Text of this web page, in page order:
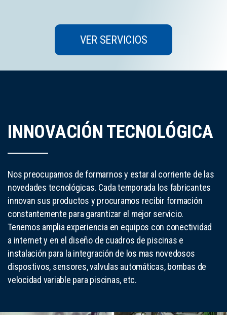
VER SERVICIOS
INNOVACIÓN TECNOLÓGICA
Nos preocupamos de formarnos y estar al corriente de las
novedades tecnológicas. Cada temporada los fabricantes
innovan sus productos y procuramos recibir formación
constantemente para garantizar el mejor servicio.
Tenemos amplia experiencia en equipos con conectividad
a internet y en el diseño de cuadros de piscinas e
instalación para la integración de los mas novedosos
dispostivos, sensores, valvulas automáticas, bombas de
velocidad variable para piscinas, etc.